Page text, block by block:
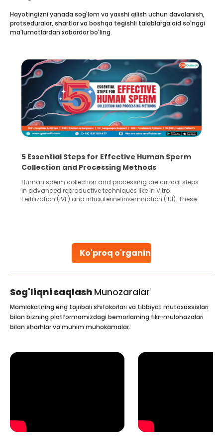
Ko'proq o'rganing
Hayotingizni yanada sog'lom va yaxshi qilish uchun davolanish,
protseduralar, shartlar va boshqa tegishli talablarga oid so'nggi
ma'lumotlardan xabardor bo'ling.
5 Essential Steps for Effective Human Sperm
Collection and Processing Methods
Human sperm collection and processing are critical steps
in advanced reproductive techniques like In Vitro
Fertilization (IVF) and intrauterine insemination (IUI). These
collected, they process the
Sog'liqni saqlash Munozaralar
Mamlakatning eng tajribali shifokorlari va tibbiyot mutaxassislari
bilan bizning platformamizdagi bemorlarning fikr-mulohazalari
bilan sharhlar va muhim muhokamalar.